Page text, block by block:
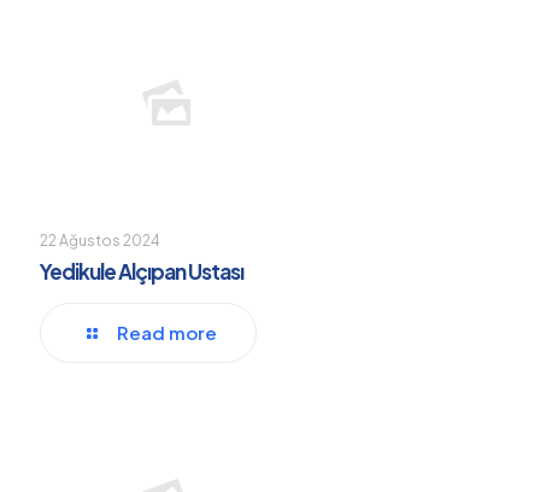
22 Ağustos 2024
Yedikule Alçıpan Ustası
Read more